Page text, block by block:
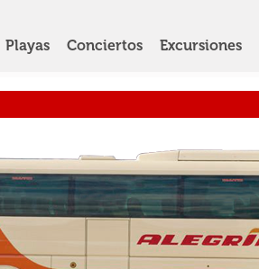
Playas Conciertos Excursiones